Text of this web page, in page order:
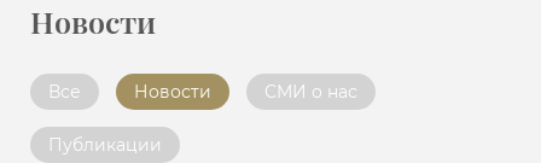
Новости
Все Новости СМИ о нас
Публикации